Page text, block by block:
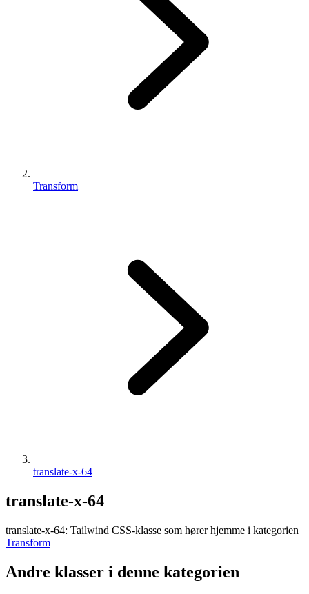
Transform
translate-x-64
translate-x-64
translate-x-64: Tailwind CSS-klasse som hører hjemme i kategorien
Transform
Andre klasser i denne kategorien